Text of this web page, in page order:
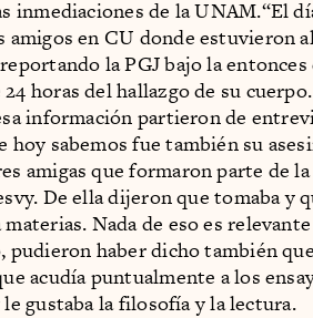
inmediaciones de la UNAM.“El
amigos en CU donde estuvieron
la PGJ bajo la
24 horas del hallazgo de su
información partieron de
hoy sabemos fue también su
amigas que formaron parte de
De ella dijeron que tomaba y
Nada de eso es
pudieron haber dicho también
acudía puntualmente a los
gustaba la filosofía y la lectura.